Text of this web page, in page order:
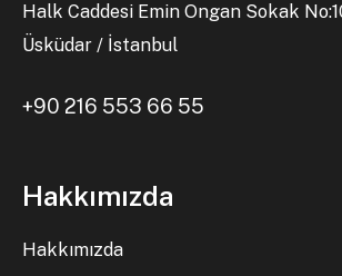
Halk Caddesi Emin Ongan Sokak
Üsküdar / İstanbul
+90 216 553 66 55
Hakkımızda
Hakkımızda